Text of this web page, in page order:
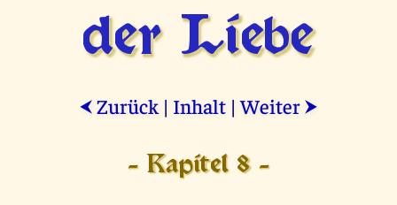
der Liebe
⮜ Zurück | Inhalt |Weiter ⮞
- Kapitel 8 -